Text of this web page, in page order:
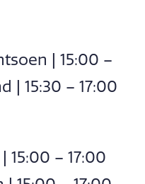
| 15:00 –
| 15:30 – 17:00
15:00 – 17:00